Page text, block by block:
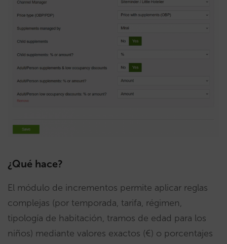
¿Qué hace?
El módulo de incrementos permite aplicar reglas
complejas (por temporada, tarifa, régimen,
tipología de habitación, tramos de edad para los
niños) mediante valores exactos (€) o porcentajes